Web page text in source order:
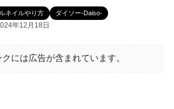
ネイルやり方 ダイソー-Daiso-
年12月18日
には広告が含まれています。